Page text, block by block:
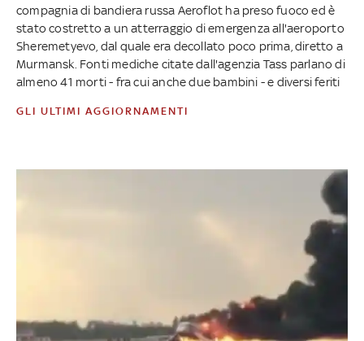
compagnia di bandiera russa Aeroflot ha preso fuoco ed è
stato costretto a un atterraggio di emergenza all'aeroporto
Sheremetyevo, dal quale era decollato poco prima, diretto a
Murmansk. Fonti mediche citate dall'agenzia Tass parlano di
almeno 41 morti - fra cui anche due bambini - e diversi feriti
GLI ULTIMI AGGIORNAMENTI